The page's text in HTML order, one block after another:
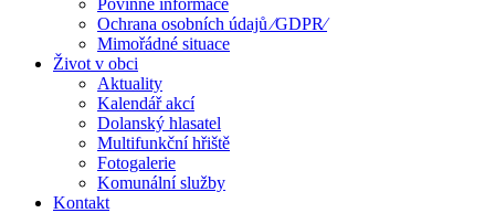
Povinné informace
Ochrana osobních údajů ⁄GDPR⁄
Mimořádné situace
Život v obci
Aktuality
Kalendář akcí
Dolanský hlasatel
Multifunkční hřiště
Fotogalerie
Komunální služby
Kontakt